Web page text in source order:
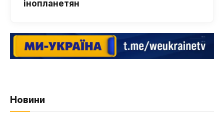
інопланетян
Новини